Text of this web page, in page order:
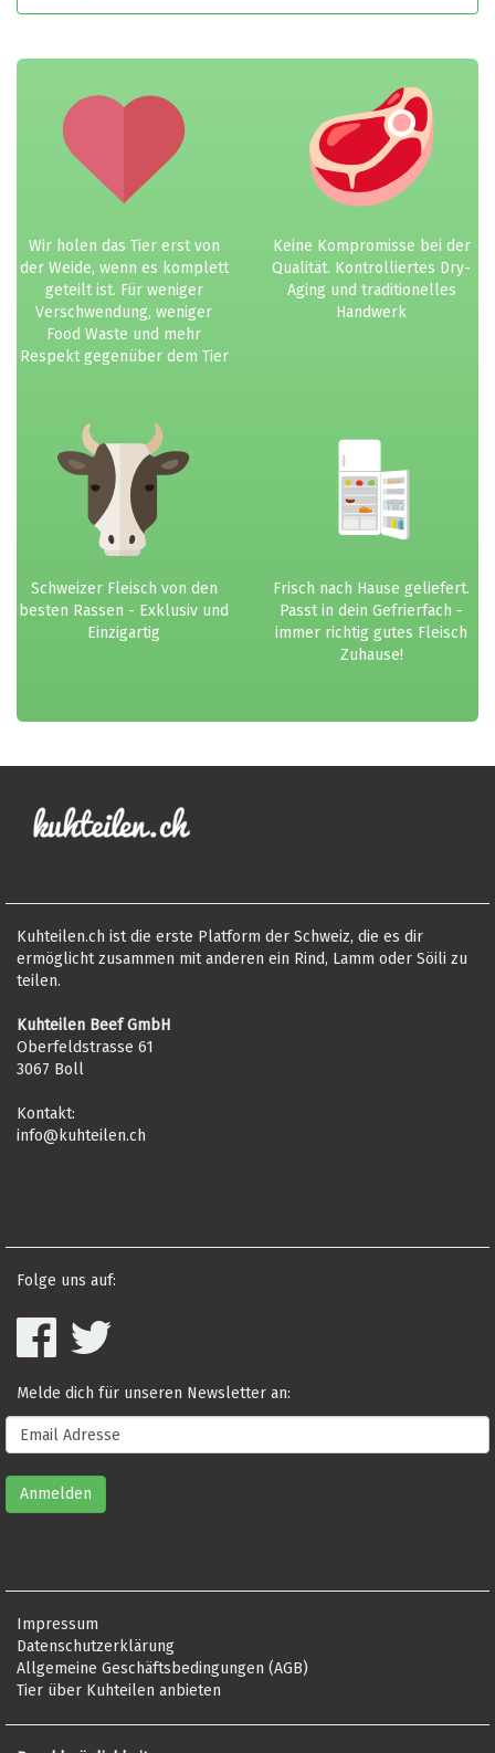
Wir holen das Tier erst von
der Weide, wenn es komplett
geteilt ist. Für weniger
Verschwendung, weniger
Food Waste und mehr
Respekt gegenüber dem Tier
Keine Kompromisse bei der
Qualität. Kontrolliertes Dry-
Aging und traditionelles
Handwerk
Schweizer Fleisch von den
besten Rassen - Exklusiv und
Einzigartig
Frisch nach Hause geliefert.
Passt in dein Gefrierfach -
immer richtig gutes Fleisch
Zuhause!
Kuhteilen.ch ist die erste Platform der Schweiz, die es dir
ermöglicht zusammen mit anderen ein Rind, Lamm oder Söili zu
teilen.
Kuhteilen Beef GmbH
Oberfeldstrasse 61
3067 Boll
Kontakt:
info@kuhteilen.ch
Folge uns auf:
Melde dich für unseren Newsletter an:
Impressum
Datenschutzerklärung
Allgemeine Geschäftsbedingungen (AGB)
Tier über Kuhteilen anbieten